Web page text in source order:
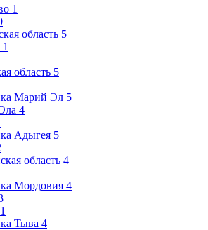
1
область 5
1
область 5
Марий Эл 5
4
Адыгея 5
область 4
Мордовия 4
1
Тыва 4